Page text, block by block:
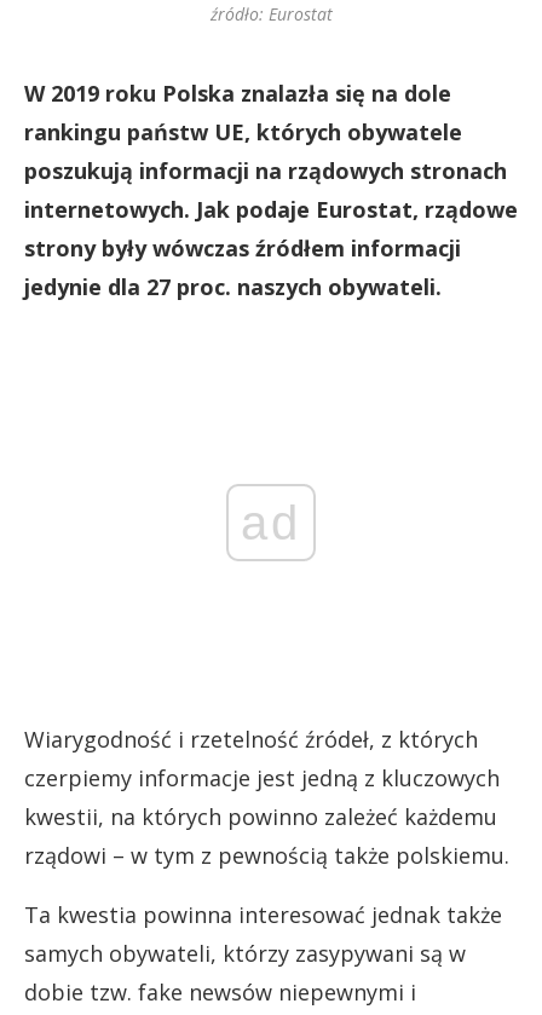
źródło: Eurostat
W 2019 roku Polska znalazła się na dole
rankingu państw UE, których obywatele
poszukują informacji na rządowych stronach
internetowych. Jak podaje Eurostat, rządowe
strony były wówczas źródłem informacji
jedynie dla 27 proc. naszych obywateli.
ad
Wiarygodność i rzetelność źródeł, z których
czerpiemy informacje jest jedną z kluczowych
kwestii, na których powinno zależeć każdemu
rządowi – w tym z pewnością także polskiemu.
Ta kwestia powinna interesować jednak także
samych obywateli, którzy zasypywani są w
dobie tzw. fake newsów niepewnymi i